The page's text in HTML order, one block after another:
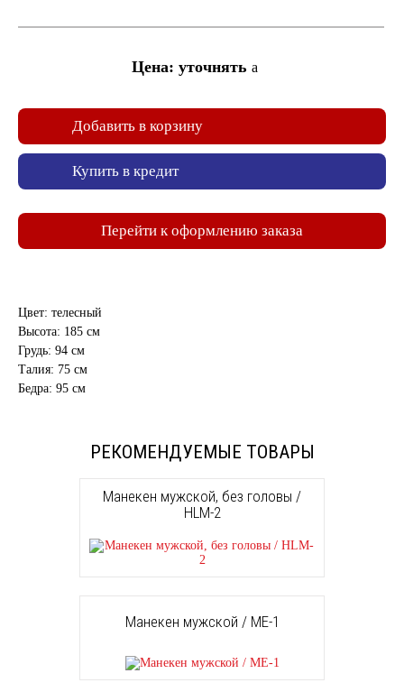
Цена: уточнять a
Добавить в корзину
Купить в кредит
Перейти к оформлению заказа
Цвет: телесный
Высота: 185 см
Грудь: 94 см
Талия: 75 см
Бедра: 95 см
РЕКОМЕНДУЕМЫЕ ТОВАРЫ
Манекен мужской, без головы /
HLM-2
Манекен мужской / ME-1